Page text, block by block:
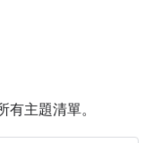
有主題清單。